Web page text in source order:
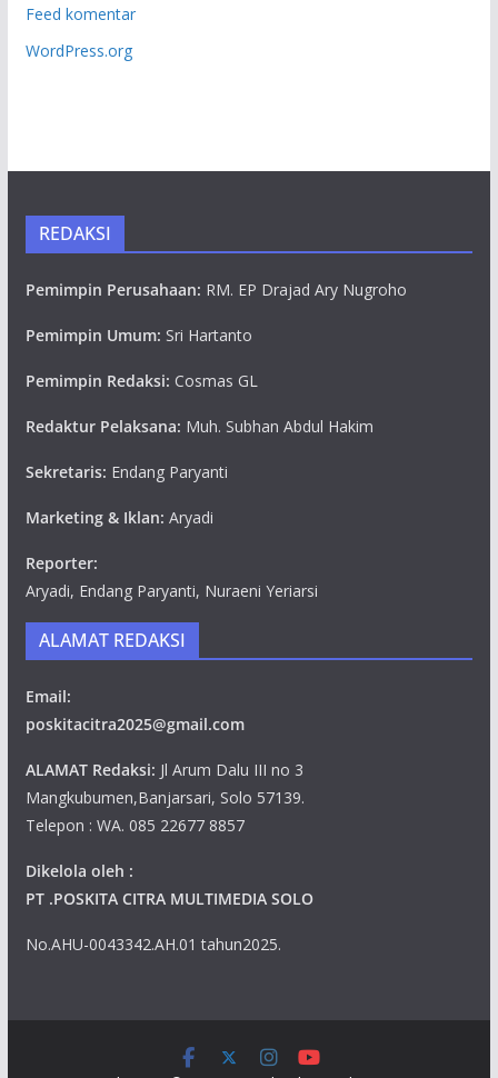
Feed komentar
WordPress.org
REDAKSI
Pemimpin Perusahaan: RM. EP Drajad Ary Nugroho
Pemimpin Umum: Sri Hartanto
Pemimpin Redaksi: Cosmas GL
Redaktur Pelaksana: Muh. Subhan Abdul Hakim
Sekretaris: Endang Paryanti
Marketing & Iklan: Aryadi
Reporter:
Aryadi, Endang Paryanti, Nuraeni Yeriarsi
ALAMAT REDAKSI
Email:
poskitacitra2025@gmail.com
ALAMAT Redaksi: Jl Arum Dalu III no 3
Mangkubumen,Banjarsari, Solo 57139.
Telepon : WA. 085 22677 8857
Dikelola oleh :
PT .POSKITA CITRA MULTIMEDIA SOLO
No.AHU-0043342.AH.01 tahun2025.